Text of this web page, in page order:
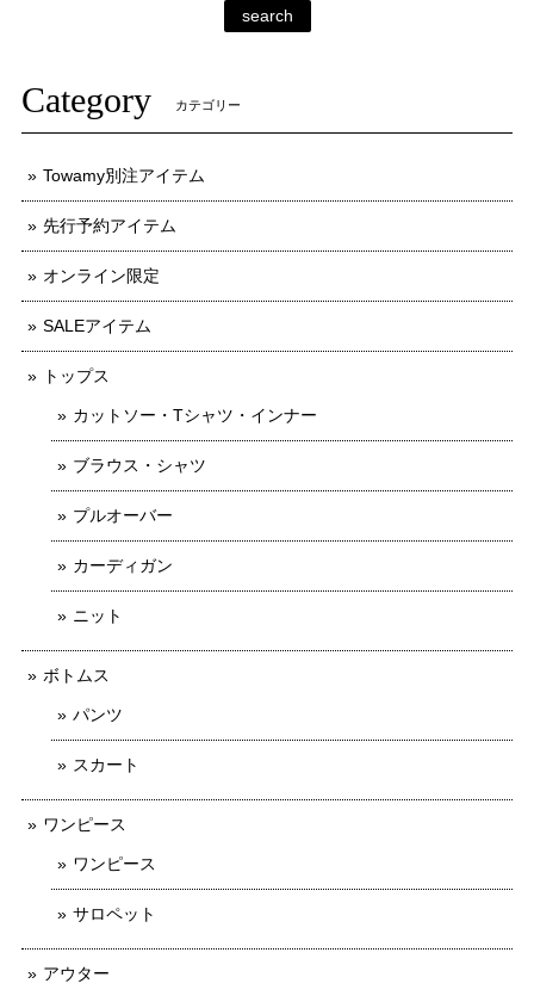
search
Category カテゴリー
Towamy別注アイテム
先行予約アイテム
オンライン限定
SALEアイテム
トップス
カットソー・Tシャツ・インナー
ブラウス・シャツ
プルオーバー
カーディガン
ニット
ボトムス
パンツ
スカート
ワンピース
ワンピース
サロペット
アウター